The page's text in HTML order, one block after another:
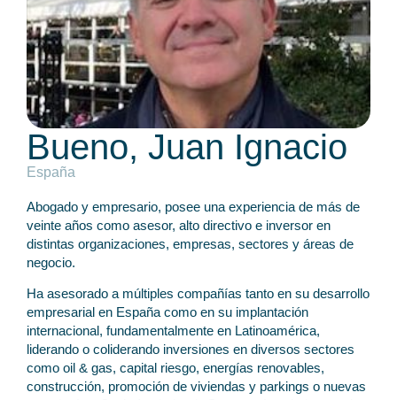
Bueno, Juan Ignacio
España
Abogado y empresario, posee una experiencia de más de
veinte años como asesor, alto directivo e inversor en
distintas organizaciones, empresas, sectores y áreas de
negocio.
Ha asesorado a múltiples compañías tanto en su desarrollo
empresarial en España como en su implantación
internacional, fundamentalmente en Latinoamérica,
liderando o coliderando inversiones en diversos sectores
como oil & gas, capital riesgo, energías renovables,
construcción, promoción de viviendas y parkings o nuevas